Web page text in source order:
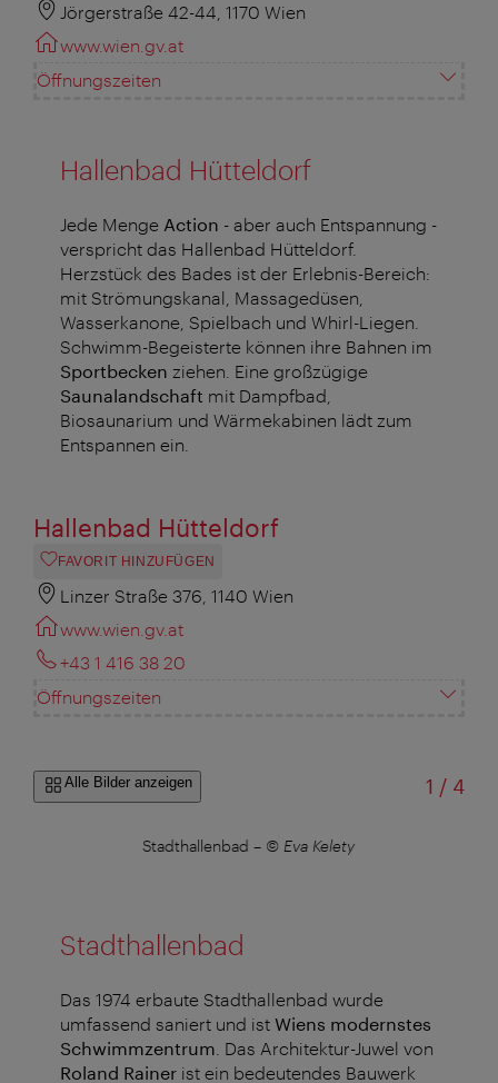
Jörgerstraße 42-44, 1170 Wien
www.wien.gv.at
Öffnungszeiten
Hallenbad Hütteldorf
Jede Menge Action - aber auch Entspannung -
verspricht das Hallenbad Hütteldorf.
Herzstück des Bades ist der Erlebnis-Bereich:
mit Strömungskanal, Massagedüsen,
Wasserkanone, Spielbach und Whirl-Liegen.
Schwimm-Begeisterte können ihre Bahnen im
Sportbecken ziehen. Eine großzügige
Saunalandschaft mit Dampfbad,
Biosaunarium und Wärmekabinen lädt zum
Entspannen ein.
Hallenbad Hütteldorf
FAVORIT HINZUFÜGEN
Linzer Straße 376, 1140 Wien
www.wien.gv.at
+43 1 416 38 20
Öffnungszeiten
Alle Bilder anzeigen 1 /von
4
Stadthallenbad – © Eva Kelety
Stadthallenbad
Das 1974 erbaute Stadthallenbad wurde
umfassend saniert und ist Wiens modernstes
Schwimmzentrum . Das Architektur-Juwel von
Roland Rainer ist ein bedeutendes Bauwerk